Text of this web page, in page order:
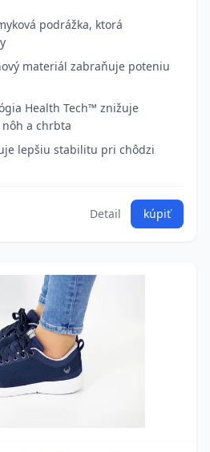
podrážka, ktorá
materiál zabraňuje poteniu
Health Tech™ znižuje
a chrbta
lepšiu stabilitu pri chôdzi
Detail kúpiť